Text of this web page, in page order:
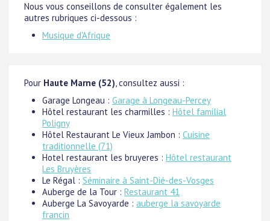
Nous vous conseillons de consulter également les
autres rubriques ci-dessous :
Musique d'Afrique
Pour Haute Marne (52), consultez aussi :
Garage Longeau : Garage à Longeau-Percey
Hôtel restaurant les charmilles : Hôtel familial
Poligny
Hôtel Restaurant Le Vieux Jambon : Cuisine
traditionnelle (71)
Hotel restaurant les bruyeres : Hôtel restaurant
Les Bruyères
Le Régal : Séminaire à Saint-Dié-des-Vosges
Auberge de la Tour : Restaurant 41
Auberge La Savoyarde : auberge la savoyarde
francin